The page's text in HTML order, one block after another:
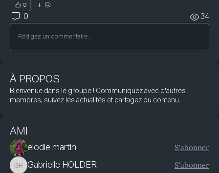
0
0 34
Rédigez un commentaire...
À PROPOS
Bienvenue dans le groupe ! Communiquez avec d'autres
membres, suivez les actualités et partagez du contenu.
AMI
elodie martin S'abonner
Gabrielle HOLDER
Gabrielle HOLDER S'abonner